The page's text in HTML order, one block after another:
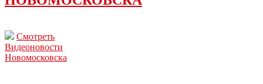
Смотреть
Видеоновости
Новомосковска